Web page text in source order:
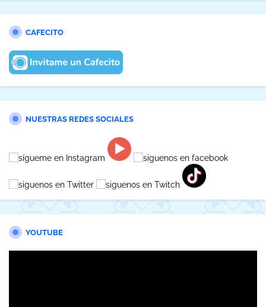
CAFECITO
NUESTRAS REDES SOCIALES
YOUTUBE